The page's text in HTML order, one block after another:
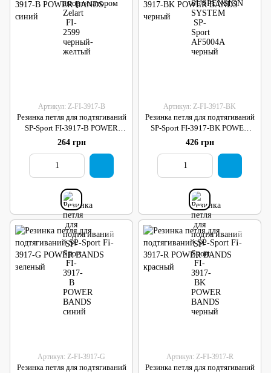
Артикул: Z-FI-3917-B
Резинка петля для подтягиваний
SP-Sport FI-3917-B POWER
BANDS синий
264 грн
Артикул: Z-FI-3917-BK
Резинка петля для подтягиваний
SP-Sport FI-3917-BK POWER
BANDS черный
426 грн
Артикул: Z-FI-3917-G
Резинка петля для подтягиваний
Артикул: Z-FI-3917-R
Резинка петля для подтягиваний